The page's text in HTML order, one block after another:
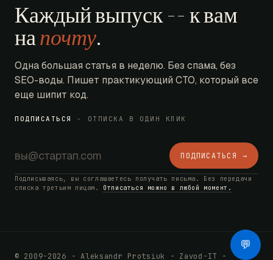
Каждый выпуск -- к вам
напочту.
Одна большая статья в неделю. Без спама, без
SEO-воды. Пишет практикующий CTO, который все
еще шипит код.
ПОДПИСАТЬСЯ - ОТПИСКА В ОДИН КЛИК
ПОДПИСАТЬСЯ →
Подписываясь, вы соглашаетесь получать письма. Без передачи
списка третьим лицам. Отписаться можно в любой момент.
© 2009-2026 - Aleksandr Protsiuk - Zavod-IT -
💬